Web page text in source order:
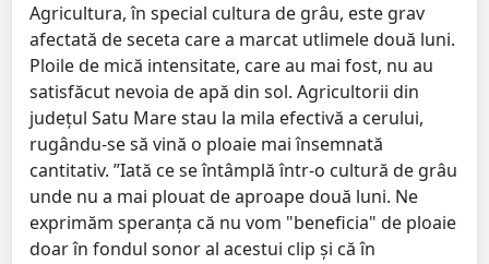
Agricultura, în special cultura de grâu, este grav
afectată de seceta care a marcat utlimele două luni.
Ploile de mică intensitate, care au mai fost, nu au
satisfăcut nevoia de apă din sol. Agricultorii din
județul Satu Mare stau la mila efectivă a cerului,
rugându-se să vină o ploaie mai însemnată
cantitativ. ”Iată ce se întâmplă într-o cultură de grâu
unde nu a mai plouat de aproape două luni. Ne
exprimăm speranța că nu vom "beneficia" de ploaie
doar în fondul sonor al acestui clip și că în